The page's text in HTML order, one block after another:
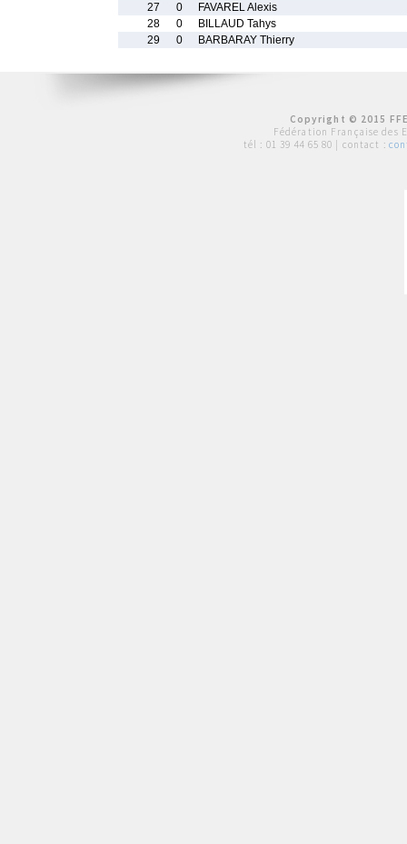
27
0
FAVAREL Alexis
28
0
BILLAUD Tahys
29
0 BARBARAY Thierry
Copyright © 2015
Fédération Française des
tél : 01 39 44 65 80 | contact :